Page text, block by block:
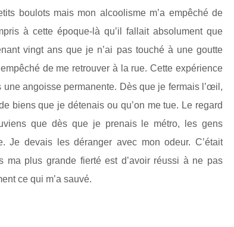
boulots mais mon alcoolisme m’a empêché de
à cette époque-là qu’il fallait absolument que
vingt ans que je n’ai pas touché à une goutte
de me retrouver à la rue. Cette expérience
une angoisse permanente. Dès que je fermais l’œil,
biens que je détenais ou qu’on me tue. Le regard
que dès que je prenais le métro, les gens
Je devais les déranger avec mon odeur. C’était
ma plus grande fierté est d’avoir réussi à ne pas
ce qui m’a sauvé.